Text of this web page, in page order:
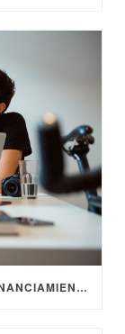
BOOTSTRAPPING: NUEVA FORMA DE FINANCIAMIENTO DE STARTUPS